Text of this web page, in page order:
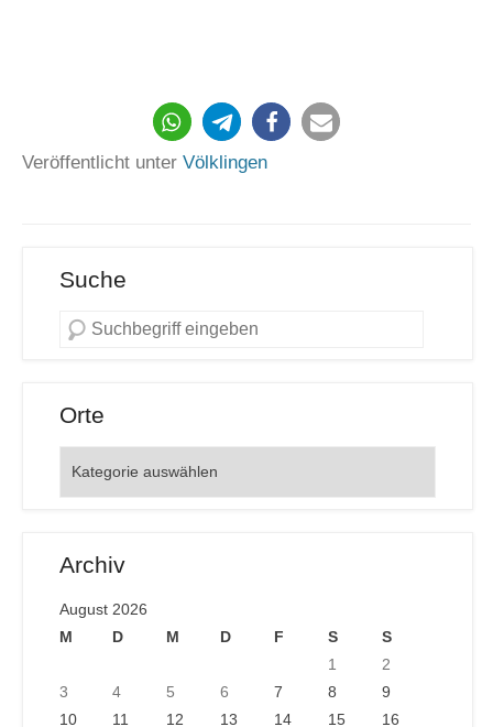
Veröffentlicht unter Völklingen
Suche
Orte
Archiv
August 2026
M
D M D F S
S
1
2
3
4 5 6 7 8
9
10
11 12 13 14 15 16